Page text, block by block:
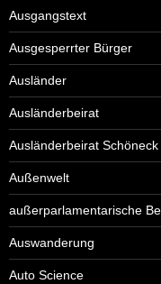
Ausgangstext
Ausgesperrter Bürger
Ausländer
Ausländerbeirat
Ausländerbeirat Schöneck
Außenwelt
außerparlamentarische
Auswanderung
Auto Science